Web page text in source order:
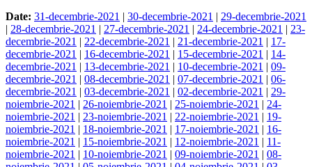
Date: 31-decembrie-2021 | 30-decembrie-2021 | 29-decembrie-2021
| 28-decembrie-2021 | 27-decembrie-2021 | 24-decembrie-2021 | 23-
decembrie-2021 | 22-decembrie-2021 | 21-decembrie-2021 | 17-
decembrie-2021 | 16-decembrie-2021 | 15-decembrie-2021 | 14-
decembrie-2021 | 13-decembrie-2021 | 10-decembrie-2021 | 09-
decembrie-2021 | 08-decembrie-2021 | 07-decembrie-2021 | 06-
decembrie-2021 | 03-decembrie-2021 | 02-decembrie-2021 | 29-
noiembrie-2021 | 26-noiembrie-2021 | 25-noiembrie-2021 | 24-
noiembrie-2021 | 23-noiembrie-2021 | 22-noiembrie-2021 | 19-
noiembrie-2021 | 18-noiembrie-2021 | 17-noiembrie-2021 | 16-
noiembrie-2021 | 15-noiembrie-2021 | 12-noiembrie-2021 | 11-
noiembrie-2021 | 10-noiembrie-2021 | 09-noiembrie-2021 | 08-